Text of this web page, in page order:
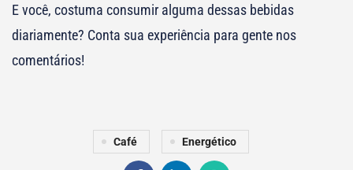
E você, costuma consumir alguma dessas bebidas
diariamente? Conta sua experiência para gente nos
comentários!
Café Energético